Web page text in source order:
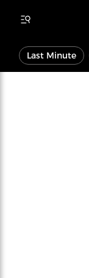
Last Minute